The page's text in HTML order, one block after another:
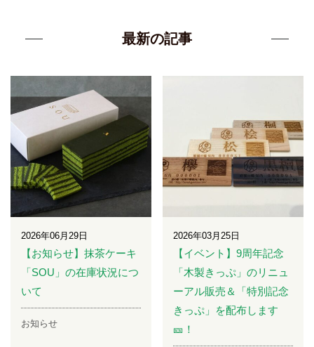
最新の記事
2026年06月29日
【お知らせ】抹茶ケーキ
「SOU」の在庫状況につ
いて
お知らせ
2026年03月25日
【イベント】9周年記念
「木製きっぷ」のリニュ
ーアル販売＆「特別記念
きっぷ」を配布します
🎫！